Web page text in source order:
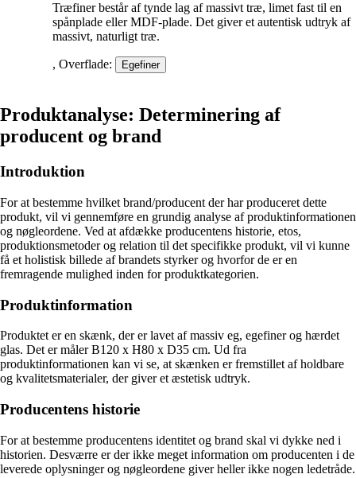
Træfiner består af tynde lag af massivt træ, limet fast til en
spånplade eller MDF-plade. Det giver et autentisk udtryk af
massivt, naturligt træ.
, Overflade: Egefiner
Produktanalyse: Determinering af
producent og brand
Introduktion
For at bestemme hvilket brand/producent der har produceret dette
produkt, vil vi gennemføre en grundig analyse af produktinformationen
og nøgleordene. Ved at afdække producentens historie, etos,
produktionsmetoder og relation til det specifikke produkt, vil vi kunne
få et holistisk billede af brandets styrker og hvorfor de er en
fremragende mulighed inden for produktkategorien.
Produktinformation
Produktet er en skænk, der er lavet af massiv eg, egefiner og hærdet
glas. Det er måler B120 x H80 x D35 cm. Ud fra
produktinformationen kan vi se, at skænken er fremstillet af holdbare
og kvalitetsmaterialer, der giver et æstetisk udtryk.
Producentens historie
For at bestemme producentens identitet og brand skal vi dykke ned i
historien. Desværre er der ikke meget information om producenten i de
leverede oplysninger og nøgleordene giver heller ikke nogen ledetråde.